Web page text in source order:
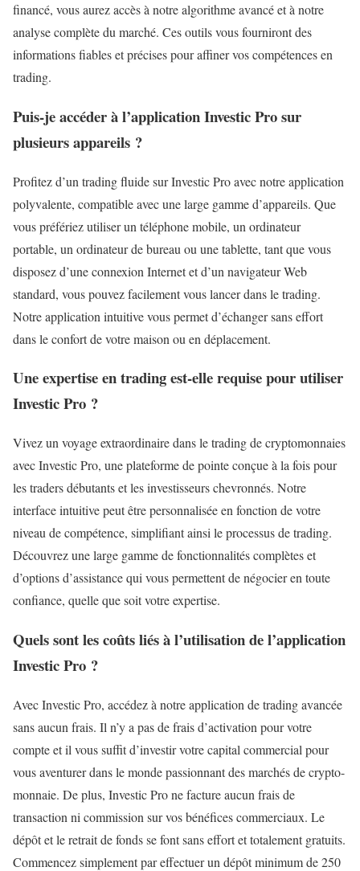
financé, vous aurez accès à notre algorithme avancé et à notre
analyse complète du marché. Ces outils vous fourniront des
informations fiables et précises pour affiner vos compétences en
trading.
Puis-je accéder à l’application Investic Pro sur
plusieurs appareils ?
Profitez d’un trading fluide sur Investic Pro avec notre application
polyvalente, compatible avec une large gamme d’appareils. Que
vous préfériez utiliser un téléphone mobile, un ordinateur
portable, un ordinateur de bureau ou une tablette, tant que vous
disposez d’une connexion Internet et d’un navigateur Web
standard, vous pouvez facilement vous lancer dans le trading.
Notre application intuitive vous permet d’échanger sans effort
dans le confort de votre maison ou en déplacement.
Une expertise en trading est-elle requise pour utiliser
Investic Pro ?
Vivez un voyage extraordinaire dans le trading de cryptomonnaies
avec Investic Pro, une plateforme de pointe conçue à la fois pour
les traders débutants et les investisseurs chevronnés. Notre
interface intuitive peut être personnalisée en fonction de votre
niveau de compétence, simplifiant ainsi le processus de trading.
Découvrez une large gamme de fonctionnalités complètes et
d’options d’assistance qui vous permettent de négocier en toute
confiance, quelle que soit votre expertise.
Quels sont les coûts liés à l’utilisation de l’application
Investic Pro ?
Avec Investic Pro, accédez à notre application de trading avancée
sans aucun frais. Il n’y a pas de frais d’activation pour votre
compte et il vous suffit d’investir votre capital commercial pour
vous aventurer dans le monde passionnant des marchés de crypto-
monnaie. De plus, Investic Pro ne facture aucun frais de
transaction ni commission sur vos bénéfices commerciaux. Le
dépôt et le retrait de fonds se font sans effort et totalement gratuits.
Commencez simplement par effectuer un dépôt minimum de 250